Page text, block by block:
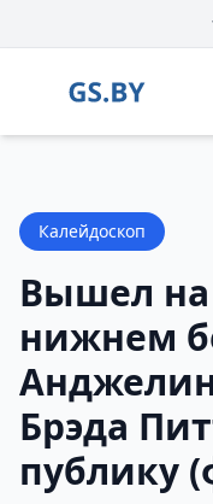
Калейдоскоп
Вышел на
нижнем
Брэда
публику